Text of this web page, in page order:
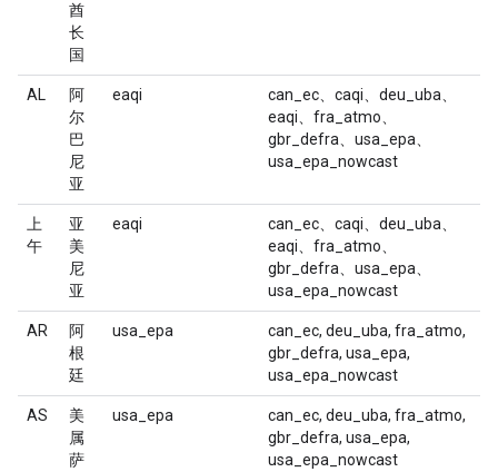
酋
长
国
AL
阿
尔
巴
尼
亚
eaqi
can_ec、caqi、deu_uba、
eaqi、fra_atmo、
gbr_defra、usa_epa、
usa_epa_nowcast
上
午
亚
美
尼
亚
eaqi
can_ec、caqi、deu_uba、
eaqi、fra_atmo、
gbr_defra、usa_epa、
usa_epa_nowcast
AR
阿
根
廷
usa_epa
can_ec, deu_uba, fra_atmo,
gbr_defra, usa_epa,
usa_epa_nowcast
AS
美
属
萨
usa_epa
can_ec, deu_uba, fra_atmo,
gbr_defra, usa_epa,
usa_epa_nowcast